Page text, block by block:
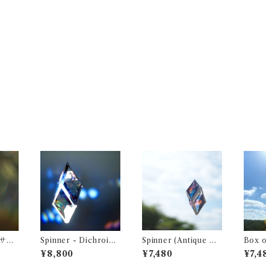
Spinner - Dichroic
(サンキャッチャー ・
ウォータープリズム)
¥8,800
Spinner (Antique Gla
ss PNK) (サンキャッ
チャー ・ ウォーター
¥7,480
Box of
ャッ
ター